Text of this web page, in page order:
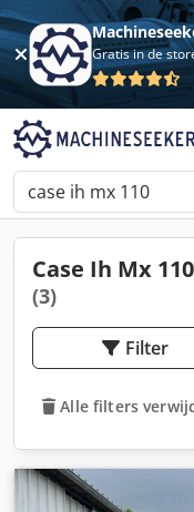
Gratis in de
Case Ih Mx
(3)
Filter
Alle filters